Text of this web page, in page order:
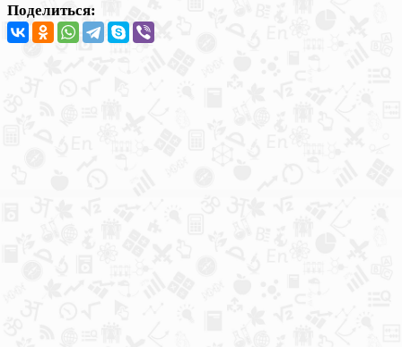
Поделиться: